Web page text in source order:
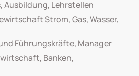
Ausbildung, Lehrstellen
Strom, Gas, Wasser,
Führungskräfte, Manager
Banken,